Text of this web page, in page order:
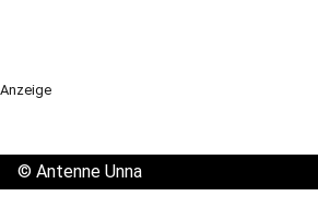
Anzeige
© Antenne Unna